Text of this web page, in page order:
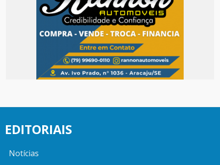
EDITORIAIS
Notícias